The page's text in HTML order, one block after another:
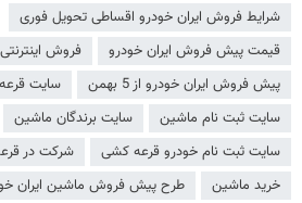
شرایط فروش ایران خودرو اقساطی تحویل فوری
قیمت پیش فروش ایران خودرو
فروش
پیش فروش ایران خودرو از 5 بهمن
سایت
سایت ثبت نام ماشین
سایت برندگان ماشین
سایت ثبت نام خودرو قرعه کشی
شرکت در
خرید ماشین
طرح پیش فروش ماشین ایران